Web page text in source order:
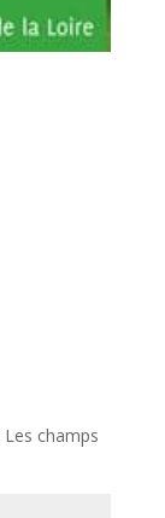
Les champs